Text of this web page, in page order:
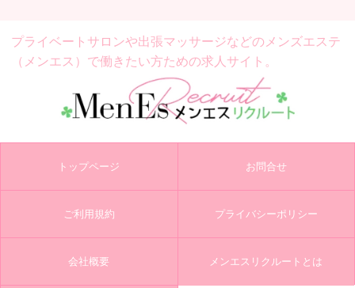
プライベートサロンや出張マッサージなどの メンズエステ
（メンエス）で働きたい方ための求人サイト。
トップページ お問合せ
ご利用規約 プライバシーポリシー
会社概要 メンエスリクルートとは